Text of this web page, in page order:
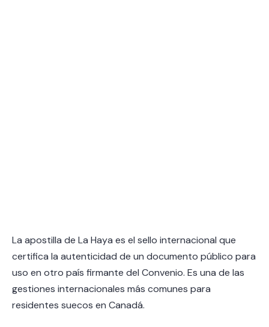
La apostilla de La Haya es el sello internacional que
certifica la autenticidad de un documento público para
uso en otro país firmante del Convenio. Es una de las
gestiones internacionales más comunes para
residentes suecos en Canadá.